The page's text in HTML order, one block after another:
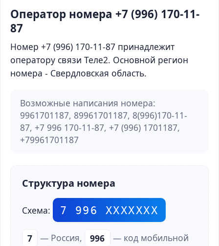
Оператор номера +7 (996) 170-11-
87
Номер +7 (996) 170-11-87 принадлежит
оператору связи Теле2. Основной регион
номера - Свердловская область.
Возможные написания номера:
9961701187, 89961701187, 8(996)170-11-
87, +7 996 170-11-87, +7 (996) 1701187,
+79961701187
Структура номера
Схема: 7 996 ХХХХХХХ
7 — Россия, 996
— код мобильной